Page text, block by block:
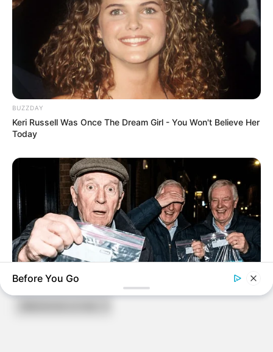
ARCHIVES
Archives
BUZZDAY
Keri Russell Was Once The Dream Girl - You Won't Believe Her
Today
Before You Go